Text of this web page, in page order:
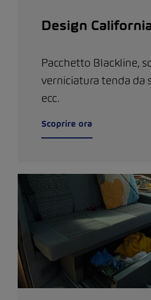
Design
Pacchetto Blackline,
verniciatura tenda da
ecc.
Scoprire ora